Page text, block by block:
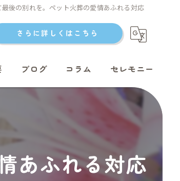
後の別れを。ペット火葬の愛情あふれる対応
さらに詳しくはこちら
ブログ コラム セレモニー
あふれる対応